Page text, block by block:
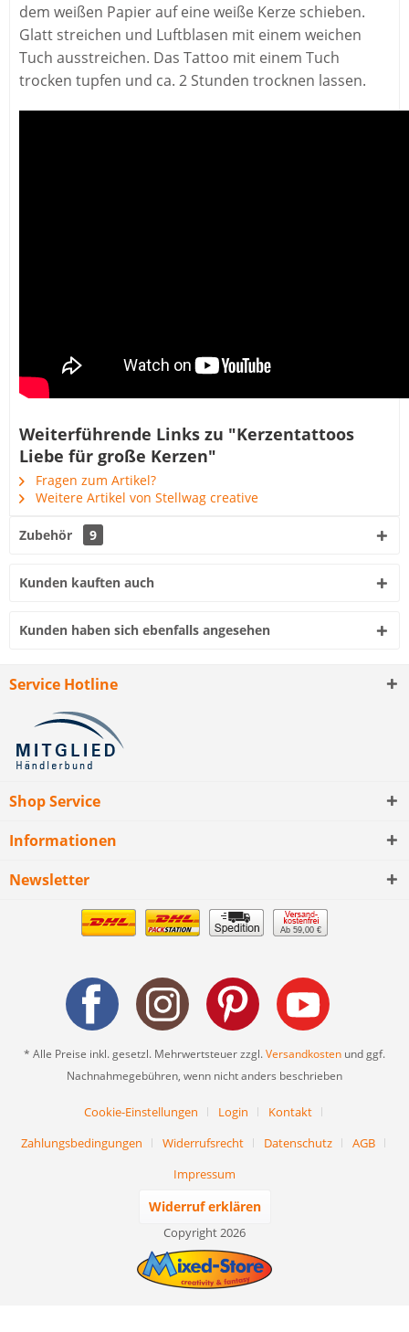
dem weißen Papier auf eine weiße Kerze schieben.
Glatt streichen und Luftblasen mit einem weichen
Tuch ausstreichen. Das Tattoo mit einem Tuch
trocken tupfen und ca. 2 Stunden trocknen lassen.
Weiterführende Links zu "Kerzentattoos
Liebe für große Kerzen"
Fragen zum Artikel?
Weitere Artikel von Stellwag creative
Zubehör 9
Kunden kauften auch
Kunden haben sich ebenfalls angesehen
Service Hotline
Shop Service
Informationen
Newsletter
Ab 59,00 €
* Alle Preise inkl. gesetzl. Mehrwertsteuer zzgl.Versandkosten und ggf.
Nachnahmegebühren, wenn nicht anders beschrieben
Cookie-Einstellungen Login
Kontakt
Zahlungsbedingungen
Widerrufsrecht Datenschutz
AGB
Impressum
Widerruf erklären
Copyright 2026